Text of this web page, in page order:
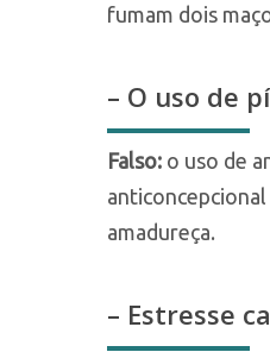
fumam dois
– O uso de
Falso: o uso de
amadureça.
– Estresse